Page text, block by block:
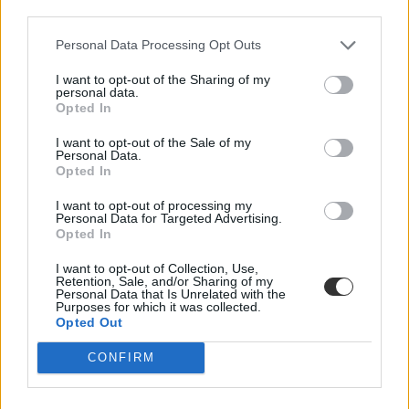
Personal Data Processing Opt Outs
I want to opt-out of the Sharing of my
personal data.
Opted In
I want to opt-out of the Sale of my
Personal Data.
Opted In
I want to opt-out of processing my
Personal Data for Targeted Advertising.
Opted In
I want to opt-out of Collection, Use,
Retention, Sale, and/or Sharing of my
Personal Data that Is Unrelated with the
Purposes for which it was collected.
Opted Out
CONFIRM
oktatási bizottság
parlament
Tisza Párt
oktatási minisztérium
fidesz
matekérettségi
matematika érettségi